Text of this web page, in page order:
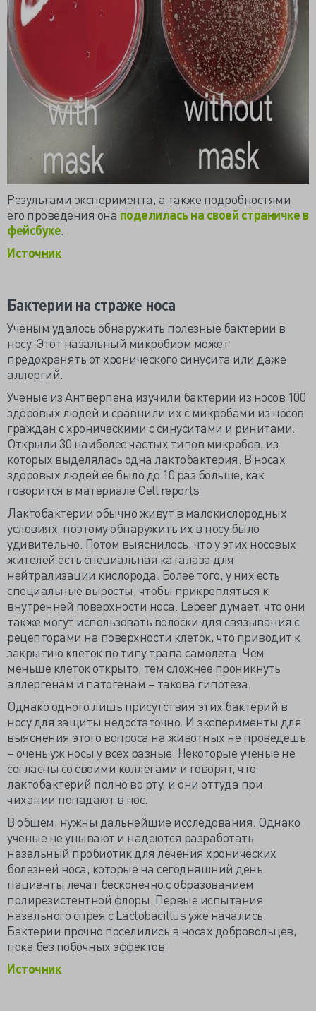
Результами эксперимента, а также подробностями
его проведения она поделилась на своей страничке в
фейсбуке
Источник
Бактерии на страже носа
Ученым удалось обнаружить полезные бактерии в
носу. Этот назальный микробиом может
предохранять от хронического синусита или даже
аллергий.
Ученые из Антверпена изучили бактерии из носов 100
здоровых людей и сравнили их с микробами из носов
граждан с хроническими с синуситами и ринитами.
Открыли 30 наиболее частых типов микробов, из
которых выделялась одна лактобактерия. В носах
здоровых людей ее было до 10 раз больше, как
говорится в материале Cell reports
Лактобактерии обычно живут в малокислородных
условиях, поэтому обнаружить их в носу было
удивительно. Потом выяснилось, что у этих носовых
жителей есть специальная каталаза для
нейтрализации кислорода. Более того, у них есть
специальные выросты, чтобы прикрепляться к
внутренней поверхности носа. Lebeer думает, что они
также могут использовать волоски для связывания с
рецепторами на поверхности клеток, что приводит к
закрытию клеток по типу трапа самолета. Чем
меньше клеток открыто, тем сложнее проникнуть
аллергенам и патогенам – такова гипотеза.
Однако одного лишь присутствия этих бактерий в
носу для защиты недостаточно. И эксперименты для
выяснения этого вопроса на животных не проведешь
– очень уж носы у всех разные. Некоторые ученые не
согласны со своими коллегами и говорят, что
лактобактерий полно во рту, и они оттуда при
чихании попадают в нос.
В общем, нужны дальнейшие исследования. Однако
ученые не унывают и надеются разработать
назальный пробиотик для лечения хронических
болезней носа, которые на сегодняшний день
пациенты лечат бесконечно с образованием
полирезистентной флоры. Первые испытания
назального спрея с Lactobacillus уже начались.
Бактерии прочно поселились в носах добровольцев,
пока без побочных эффектов
Источник